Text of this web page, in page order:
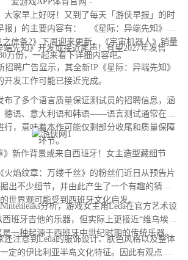
家早上好呀！又到了每天「游侠早报」的时
报」的主要内容有： 《星际：异端先知》开
信条2》下周迎来更新，《宇宙机器人》销量
万份，一起来看下详细内容吧。
知》开发或接近尾声！有望2027年发售
聘广告显示，其全新IP《星际：异端先知》
开发工作可能已接近完成。
了多个语言质量保证测试员的招聘信息，涵
德语、意大利语和韩语——语言测试通常在游
行，意味着本作可能仅剩部分收尾和质量保障
环节。
新作背景或来自西班牙！女主造型藏细节
焰纹章：万缕千丝》的粉丝们近日从预告片
出不少细节，并由此产生了一个有趣的猜测
界观可能受到西班牙文化启发。
分析，游戏女主角Leda在官方艺术设
班牙吉他的乐器，但实际上更接近“维乌埃拉
是一种起源于西班牙中世纪时期的传统乐器。
注意到Leda的服饰设计、肤色风格以及整体
定的伊比利亚半岛文化特征。因此有观点认